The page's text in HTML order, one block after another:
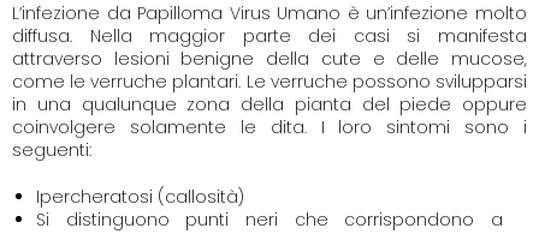
L’infezione da Papilloma Virus Umano è un’infezione molto
diffusa. Nella maggior parte dei casi si manifesta
attraverso lesioni benigne della cute e delle mucose,
come le verruche plantari. Le verruche possono svilupparsi
in una qualunque zona della pianta del piede oppure
coinvolgere solamente le dita. I loro sintomi sono i
seguenti:
Ipercheratosi (callosità)
Si distinguono punti neri che corrispondono a